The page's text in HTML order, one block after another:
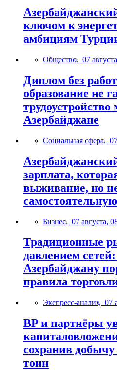
ключом к
амбициям
Общество, 07
Диплом без
образование не
Азербайджане
Социальная сфера,
зарплата,
выживание, но
Бизнес, 07 августа,
Традиционные
давлением
Азербайджану
правила
Экспресс-анализ, 07
BP и партнёры
сохранив
тонн